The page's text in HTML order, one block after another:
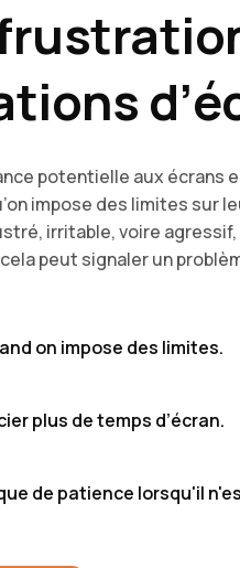
potentielle aux écrans
impose des limites sur
irritable, voire agressif,
peut signaler un
on impose des limites.
plus de temps d’écran.
de patience lorsqu'il